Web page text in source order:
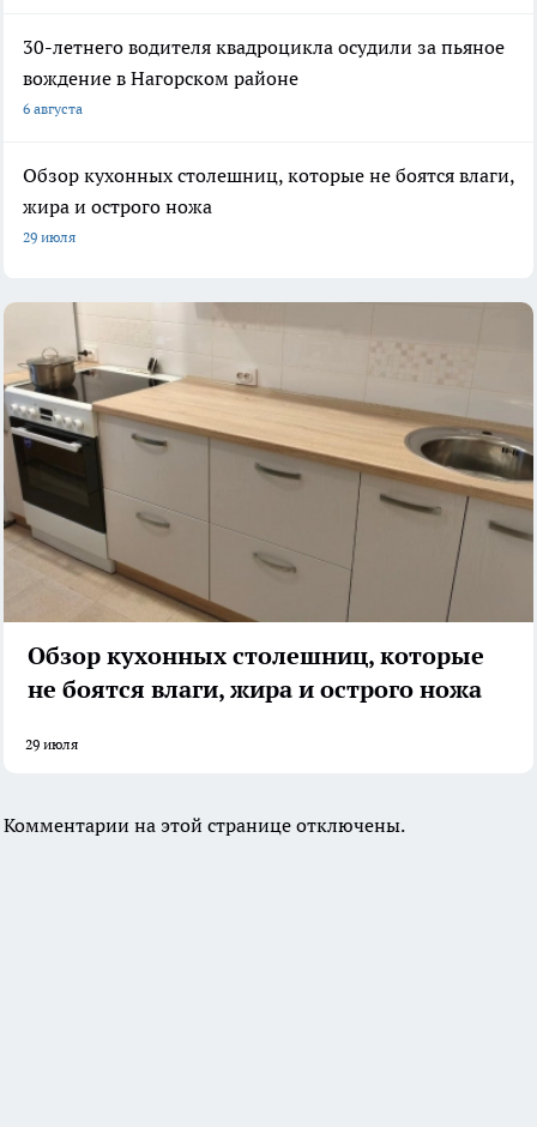
30-летнего водителя квадроцикла осудили за пьяное
вождение в Нагорском районе
6 августа
Обзор кухонных столешниц, которые не боятся влаги,
жира и острого ножа
29 июля
Обзор кухонных столешниц, которые
не боятся влаги, жира и острого ножа
29 июля
Комментарии на этой странице отключены.